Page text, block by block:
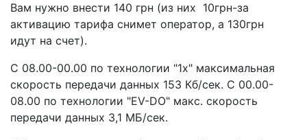
Вам нужно внести 140 грн (из них 10грн-за
активацию тарифа снимет оператор, а 130грн
идут на счет).
С 08.00-00.00 по технологии "1х" максимальная
скорость передачи данных 153 Кб/сек. С 00.00-
08.00 по технологии "EV-DO" макс. скорость
передачи данных 3,1 МБ/сек.